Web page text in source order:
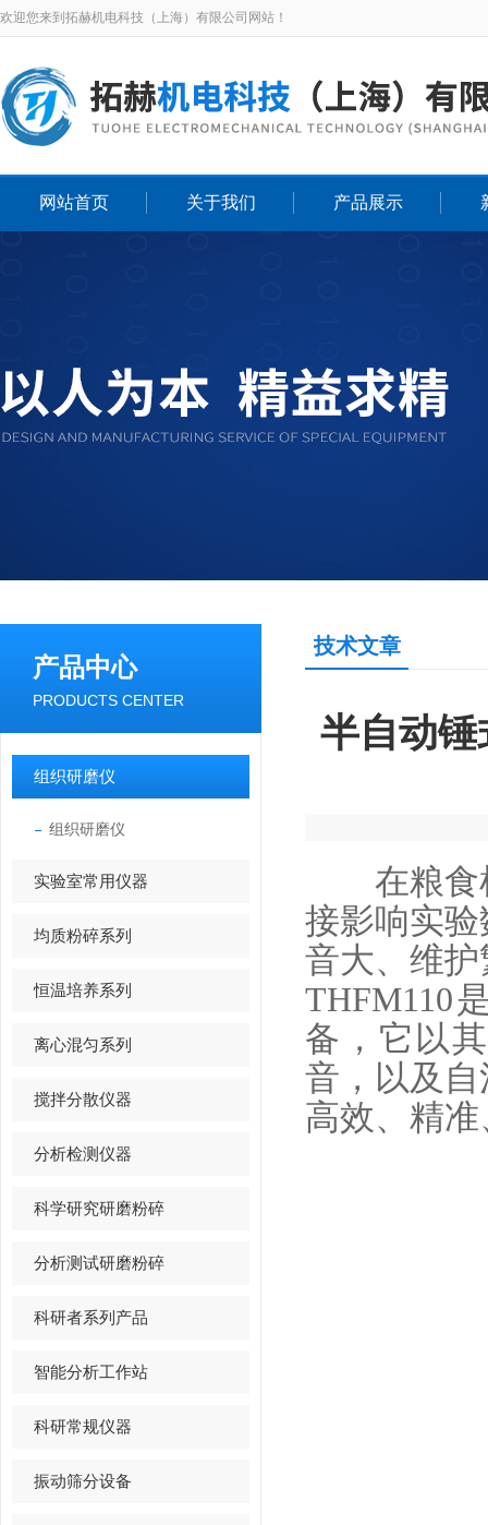
欢迎您来到拓赫机电科技（上海）有限公司网站！
网站首页 关于我们 产品展示
产品中心
PRODUCTS CENTER
组织研磨仪
组织研磨仪
实验室常用仪器
均质粉碎系列
恒温培养系列
离心混匀系列
搅拌分散仪器
分析检测仪器
科学研究研磨粉碎
分析测试研磨粉碎
科研者系列产品
智能分析工作站
科研常规仪器
振动筛分设备
技术文章
半自动
在粮食检
接影响实
音大、维
THFM110
备，它以
音，以及
高效、精